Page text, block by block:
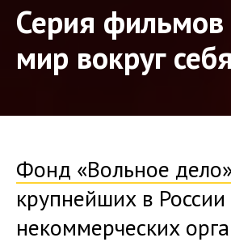
Серия
мир вокруг
Фонд «Вольное
крупнейших в России
некоммерческих